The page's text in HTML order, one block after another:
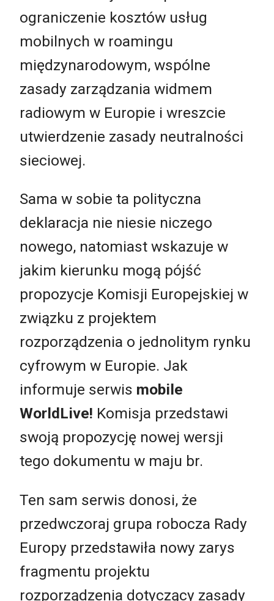
ograniczenie kosztów usług
mobilnych w roamingu
międzynarodowym, wspólne
zasady zarządzania widmem
radiowym w Europie i wreszcie
utwierdzenie zasady neutralności
sieciowej.
Sama w sobie ta polityczna
deklaracja nie niesie niczego
nowego, natomiast wskazuje w
jakim kierunku mogą pójść
propozycje Komisji Europejskiej w
związku z projektem
rozporządzenia o jednolitym rynku
cyfrowym w Europie. Jak
informuje serwis mobile
WorldLive! Komisja przedstawi
swoją propozycję nowej wersji
tego dokumentu w maju br.
Ten sam serwis donosi, że
przedwczoraj grupa robocza Rady
Europy przedstawiła nowy zarys
fragmentu projektu
rozporządzenia dotyczący zasady